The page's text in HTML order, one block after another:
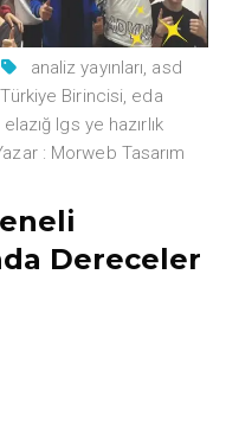
analiz yayınları, asd
Birincisi, eda
elazığ lgs ye hazırlık
: Morweb Tasarım
Dereceler